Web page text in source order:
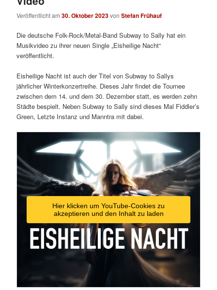
Veröffentlicht am30. Oktober 2023vonStefan Frühauf
Die deutsche Folk-Rock/Metal-Band Subway to Sally hat ein
Musikvideo zu ihrer neuen Single „Eisheilige Nacht“
veröffentlicht.
Eisheilige Nacht ist auch der Titel von Subway to Sallys
jährlicher Winterkonzertreihe. Dieses Jahr findet die Tournee
zwischen dem 14. und dem 30. Dezember statt, es werden zehn
Städte bespielt. Neben Subway to Sally sind dieses Mal Fiddler’s
Green, Letzte Instanz und Manntra mit dabei.
Hier klicken um YouTube-Cookies zu
akzeptieren und den Inhalt zu laden